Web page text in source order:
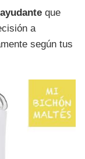
que
a
según tus